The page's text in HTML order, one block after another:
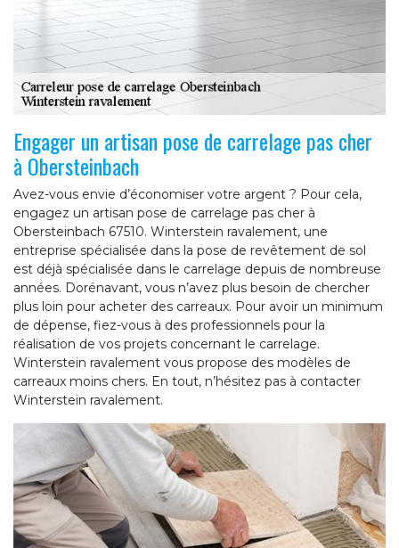
Engager un artisan pose de carrelage pas cher
à Obersteinbach
Avez-vous envie d’économiser votre argent ? Pour cela,
engagez un artisan pose de carrelage pas cher à
Obersteinbach 67510. Winterstein ravalement, une
entreprise spécialisée dans la pose de revêtement de sol
est déjà spécialisée dans le carrelage depuis de nombreuse
années. Dorénavant, vous n’avez plus besoin de chercher
plus loin pour acheter des carreaux. Pour avoir un minimum
de dépense, fiez-vous à des professionnels pour la
réalisation de vos projets concernant le carrelage.
Winterstein ravalement vous propose des modèles de
carreaux moins chers. En tout, n’hésitez pas à contacter
Winterstein ravalement.